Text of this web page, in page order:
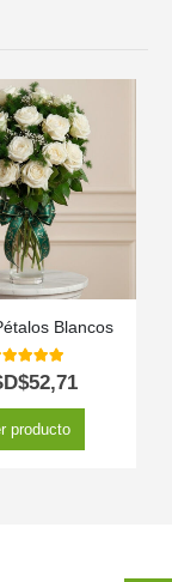
Blancos
out of 5
52,71
producto